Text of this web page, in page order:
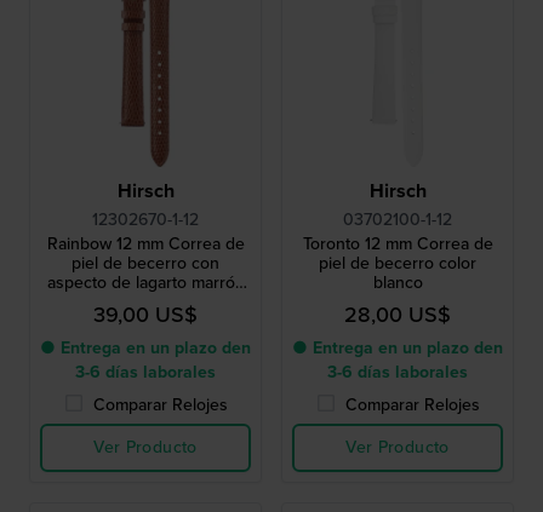
Hirsch
12302670-1-12
Rainbow 12 mm Correa de
piel de becerro con
aspecto de lagarto marrón
dorado
39,00 US$
● Entrega en un plazo den
3-6 días laborales
Comparar Relojes
Ver Producto
Hirsch
03702100-1-12
Toronto 12 mm Correa de
piel de becerro color
blanco
28,00 US$
● Entrega en un plazo den
3-6 días laborales
Comparar Relojes
Ver Producto